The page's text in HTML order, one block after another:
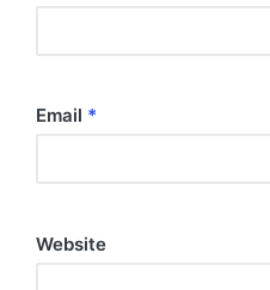
Email *
Website